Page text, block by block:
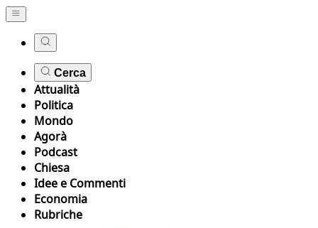
Cerca
Attualità
Politica
Mondo
Agorà
Podcast
Chiesa
Idee e Commenti
Economia
Rubriche